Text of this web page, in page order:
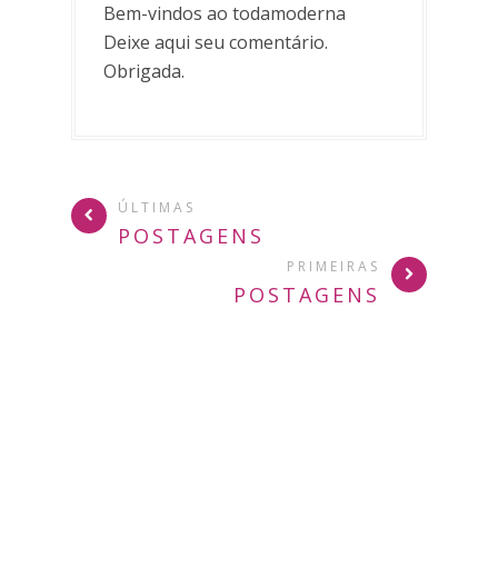
Bem-vindos ao todamoderna
Deixe aqui seu comentário.
Obrigada.
ÚLTIMAS
POSTAGENS
PRIMEIRAS
POSTAGENS